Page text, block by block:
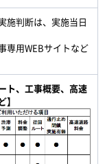
施判断は、実施当日
専用WEBサイトなど
ト、工事概要、高速